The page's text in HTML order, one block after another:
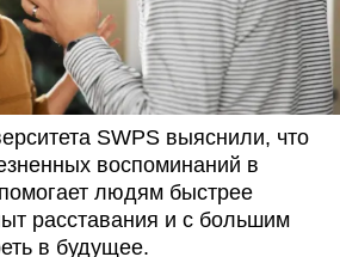
SWPS выяснили, что
воспоминаний в
людям быстрее
расставания и с большим
в будущее.